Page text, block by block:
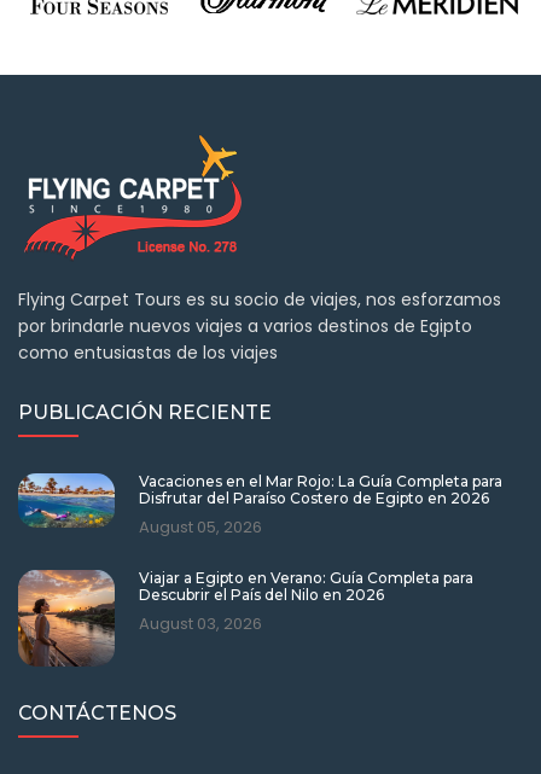
Flying Carpet Tours es su socio de viajes, nos esforzamos
por brindarle nuevos viajes a varios destinos de Egipto
como entusiastas de los viajes
PUBLICACIÓN RECIENTE
Vacaciones en el Mar Rojo: La Guía Completa para
Disfrutar del Paraíso Costero de Egipto en 2026
August 05, 2026
Viajar a Egipto en Verano: Guía Completa para
Descubrir el País del Nilo en 2026
August 03, 2026
CONTÁCTENOS